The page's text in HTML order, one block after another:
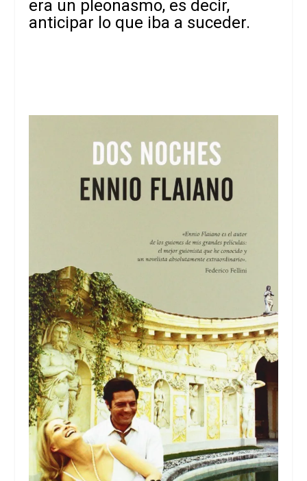
era un pleonasmo, es decir,
anticipar lo que iba a suceder.